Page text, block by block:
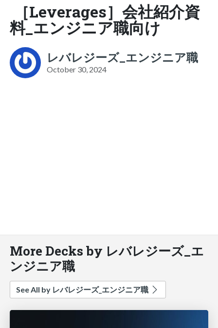
［Leverages］会社紹介資
料_エンジニア職向け
レバレジーズ_エンジニア職
October 30, 2024
More Decks by レバレジーズ_エ
ンジニア職
See All by レバレジーズ_エンジニア職